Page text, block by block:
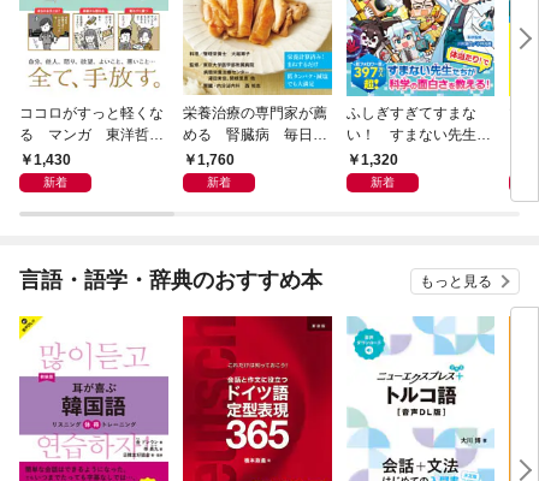
ココロがすっと軽くな
る マンガ 東洋哲学
大全1,430
新着
栄養治療の専門家が薦
める 腎臓病 毎日の
おいしい献立
1,760
新着
ふしぎすぎてすまな
い！ すまない先生の
科学教室
1,320
新着
言語・語学・辞典のおすすめ本 もっと見る